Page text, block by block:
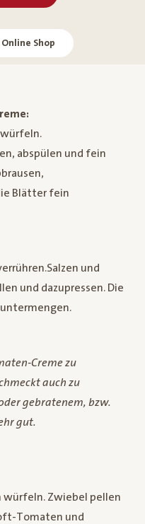
Shop
abspülen und fein
Blätter fein
und
und dazupressen. Die
Creme zu
auch zu
gebratenem, bzw.
gut.
Zwiebel pellen
Tomaten und